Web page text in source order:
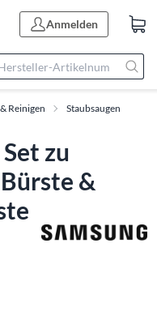
Anmelden
Reinigen Staubsaugen
zu
&